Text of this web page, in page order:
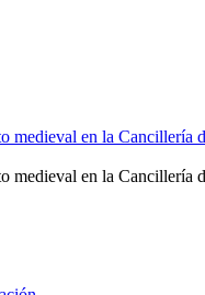
medieval en la Cancillería
medieval en la Cancillería